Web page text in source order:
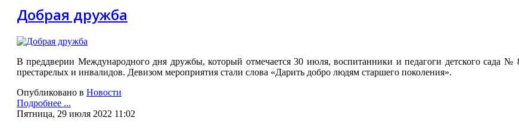
Добрая дружба
В преддверии Международного дня дружбы, который отмечается 30 июля, воспитанники и педагоги детского сада
престарелых и инвалидов. Девизом мероприятия стали слова «Дарить добро людям старшего поколения».
Опубликовано в Новости
Подробнее ...
Пятница, 29 июля 2022 11:02